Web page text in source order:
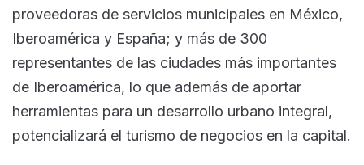
proveedoras de servicios municipales en México,
Iberoamérica y España; y más de 300
representantes de las ciudades más importantes
de Iberoamérica, lo que además de aportar
herramientas para un desarrollo urbano integral,
potencializará el turismo de negocios en la capital.